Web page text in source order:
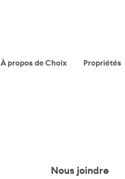
À propos de Choix Propriétés
Nous joindre